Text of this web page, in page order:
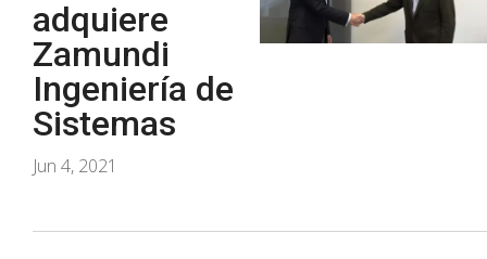
adquiere
Zamundi
Ingeniería de
Sistemas
Jun 4, 2021